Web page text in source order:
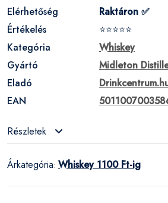
Elérhetőség
Raktáron ✅
Értékelés
⭐⭐⭐⭐⭐
Kategória
Whiskey
Gyártó
Midleton
Eladó
EAN
Részletek
Árkategória: Whiskey 1100 Ft-ig